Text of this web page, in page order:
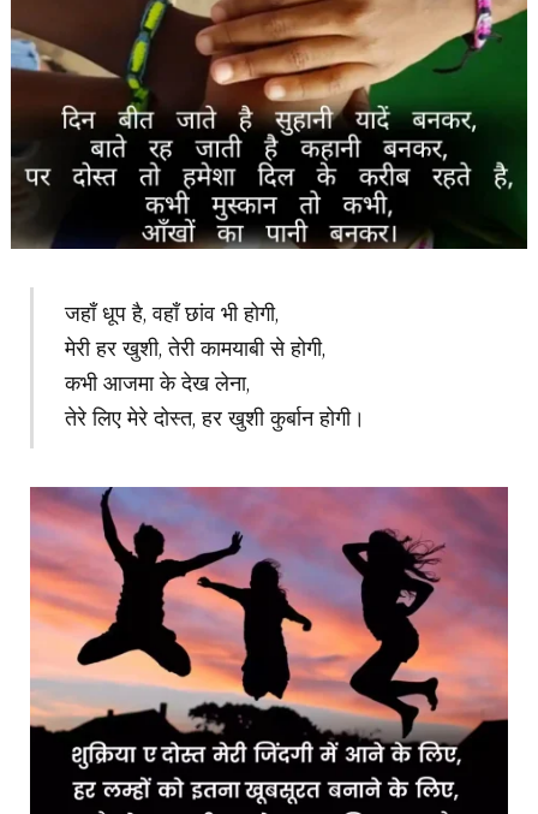
जहाँ धूप है, वहाँ छांव भी होगी,
मेरी हर खुशी, तेरी कामयाबी से होगी,
कभी आजमा के देख लेना,
तेरे लिए मेरे दोस्त, हर खुशी कुर्बान होगी।